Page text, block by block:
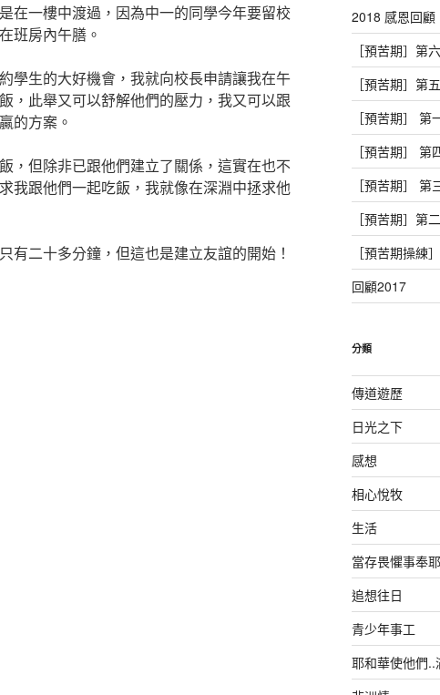
在一樓中渡過，因為中一的同學今年要留校
班房內午膳。
學生的大好機會，我就向校長申請讓我在午
，此舉又可以舒解他們的壓力，我又可以跟
的方案。
，但除非已跟他們建立了關係，這實在也不
我跟他們一起吃飯，我就像在深淵中拯求他
有二十多分鐘，但這也是建立友誼的開始！
2018 感恩回顧
［預苦期］第
［預苦期］第
［預苦期］ 第
［預苦期］ 第
［預苦期］ 第
［預苦期］第
［預苦期操練
回顧2017
分類
傳道遊歷
日光之下
感想
相心悅牧
生活
當存畏懼事奉
追想往日
青少年事工
耶和華使他們..